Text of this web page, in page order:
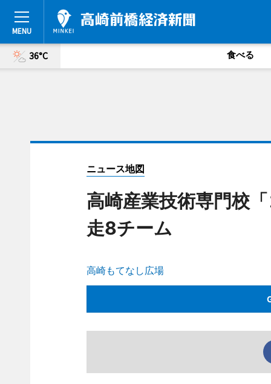
36°C 食べる
ニュース地図
高崎産業技術専門校
走8チーム
高崎もてなし広場